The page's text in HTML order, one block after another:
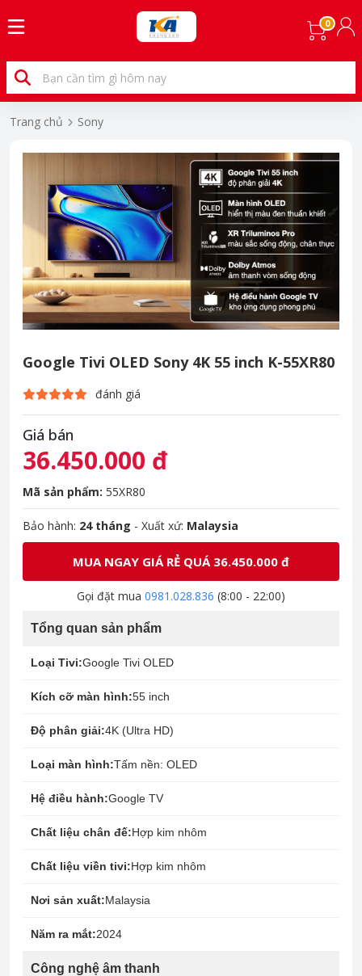
0
Trang chủ Sony
Google Tivi OLED Sony 4K 55 inch K-55XR80
đánh giá
Giá bán
36.450.000 đ
Mã sản phẩm: 55XR80
Bảo hành: 24 tháng - Xuất xứ: Malaysia
MUA NGAY GIÁ RẺ QUÁ 36.450.000 đ
Gọi đặt mua 0981.028.836 (8:00 - 22:00)
Tổng quan sản phẩm
Loại Tivi:Google Tivi OLED
Kích cỡ màn hình:55 inch
Độ phân giải:4K (Ultra HD)
Loại màn hình:Tấm nền: OLED
Hệ điều hành:Google TV
Chất liệu chân đế:Hợp kim nhôm
Chất liệu viền tivi:Hợp kim nhôm
Nơi sản xuất:Malaysia
Năm ra mắt:2024
Công nghệ âm thanh